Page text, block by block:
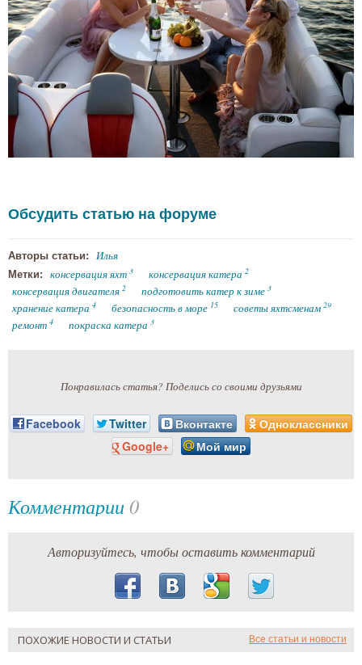
Обсудить статью на форуме
Авторы статьи: Илья
Метки: консервация яхт 3 консервация катера 2
консервация двигателя 2 подготовить катер к зиме 3
хранение катера 4 безопасность в море 15 советы яхтсменам 29
ремонт 4 покраска катера 3
Понравилась статья? Поделись со своими друзьями
Facebook Twitter Вконтакте
Одноклассники
Google+
Мой мир
Комментарии 0
Авторизуйтесь, чтобы оставить комментарий
ПОХОЖИЕ НОВОСТИ И СТАТЬИ Все статьи и новости